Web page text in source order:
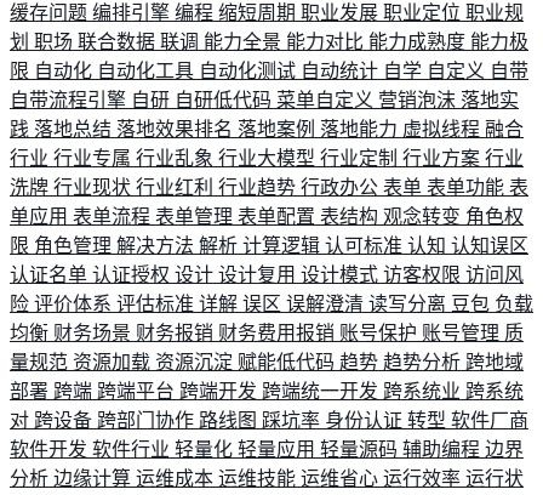
缓存问题 编排引擎 编程 缩短周期 职业发展 职业定位 职业规
划 职场 联合数据 联调 能力全景 能力对比 能力成熟度 能力极
限 自动化 自动化工具 自动化测试 自动统计 自学 自定义 自带
自带流程引擎 自研 自研低代码 菜单自定义 营销泡沫 落地实
践 落地总结 落地效果排名 落地案例 落地能力 虚拟线程 融合
行业 行业专属 行业乱象 行业大模型 行业定制 行业方案 行业
洗牌 行业现状 行业红利 行业趋势 行政办公 表单 表单功能 表
单应用 表单流程 表单管理 表单配置 表结构 观念转变 角色权
限 角色管理 解决方法 解析 计算逻辑 认可标准 认知 认知误区
认证名单 认证授权 设计 设计复用 设计模式 访客权限 访问风
险 评价体系 评估标准 详解 误区 误解澄清 读写分离 豆包 负载
均衡 财务场景 财务报销 财务费用报销 账号保护 账号管理 质
量规范 资源加载 资源沉淀 赋能低代码 趋势 趋势分析 跨地域
部署 跨端 跨端平台 跨端开发 跨端统一开发 跨系统业 跨系统
对 跨设备 跨部门协作 路线图 踩坑率 身份认证 转型 软件厂商
软件开发 软件行业 轻量化 轻量应用 轻量源码 辅助编程 边界
分析 边缘计算 运维成本 运维技能 运维省心 运行效率 运行状